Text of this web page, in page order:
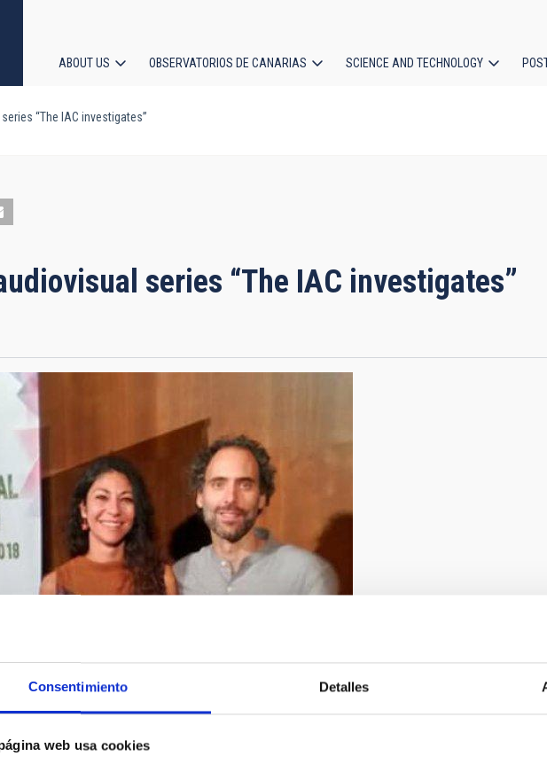
Consentimiento Detalles
web usa cookies
navigation
ABOUT US OBSERVATORIOS DE CANARIAS SCIENCE AND TECHNOLOGY
“The IAC investigates”
series “The IAC investigates”
IAC investigates”